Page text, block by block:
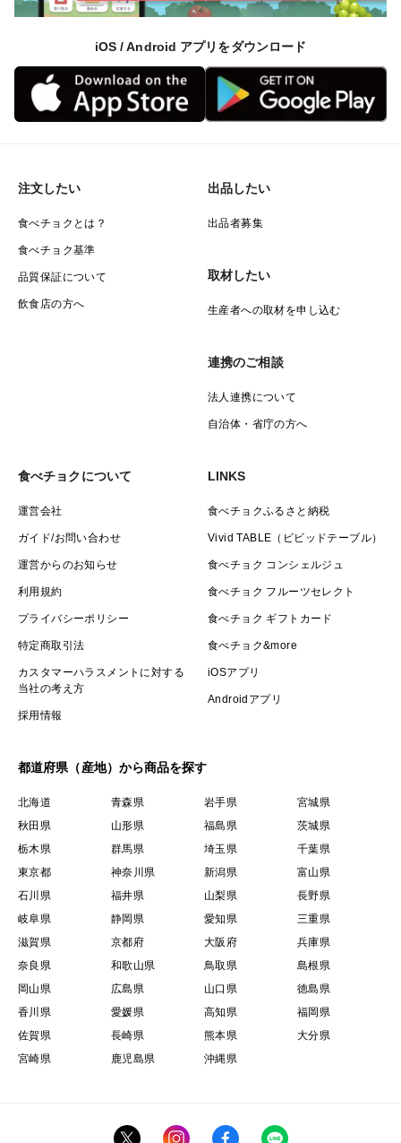
iOS / Android アプリをダウンロード
注文したい
食べチョクとは？
食べチョク基準
品質保証について
飲食店の方へ
出品したい
出品者募集
取材したい
生産者への取材を申し込む
連携のご相談
法人連携について
自治体・省庁の方へ
食べチョクについて
運営会社
ガイド/お問い合わせ
運営からのお知らせ
利用規約
プライバシーポリシー
特定商取引法
カスタマーハラスメントに対する
当社の考え方
採用情報
LINKS
食べチョクふるさと納税
Vivid TABLE（ビビッドテーブル）
食べチョク コンシェルジュ
食べチョク フルーツセレクト
食べチョク ギフトカード
食べチョク&more
iOSアプリ
Androidアプリ
都道府県（産地）から商品を探す
北海道 青森県 岩手県
宮城県
秋田県
山形県 福島県
茨城県
栃木県
群馬県 埼玉県
千葉県
東京都
神奈川県 新潟県
富山県
石川県
福井県 山梨県
長野県
岐阜県
静岡県 愛知県
三重県
滋賀県
京都府 大阪府
兵庫県
奈良県
和歌山県 鳥取県
島根県
岡山県
広島県 山口県
徳島県
香川県
愛媛県 高知県
福岡県
佐賀県
長崎県 熊本県
大分県
宮崎県
鹿児島県 沖縄県